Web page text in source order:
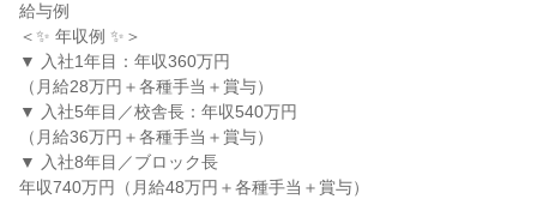
給与例
＜✨ 年収例 ✨＞
▼ 入社1年目：年収360万円
（月給28万円＋各種手当＋賞与）
▼ 入社5年目／校舎長：年収540万円
（月給36万円＋各種手当＋賞与）
▼ 入社8年目／ブロック長
年収740万円（月給48万円＋各種手当＋賞与）